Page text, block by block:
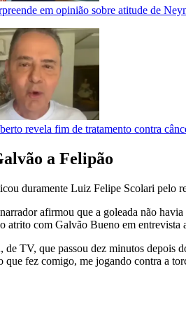
em opinião sobre atitude de
revela fim de tratamento contra
a Felipão
duramente Luiz Felipe Scolari pelo
afirmou que a goleada não
atrito com Galvão Bueno em entrevista
de TV, que passou dez minutos depois
que fez comigo, me jogando contra a